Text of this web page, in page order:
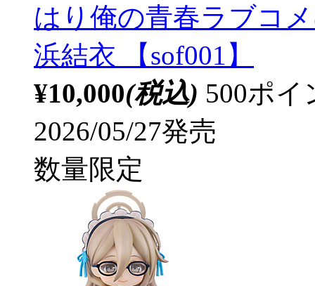
はり俺の青春ラブコ
浜結衣 【sof001】
¥10,000(税込) 500ポ
2026/05/27発売
数量限定